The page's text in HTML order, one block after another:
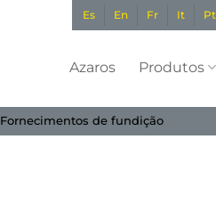
Es En Fr It Pt
Azaros Produtos
Fornecimentos de fundição